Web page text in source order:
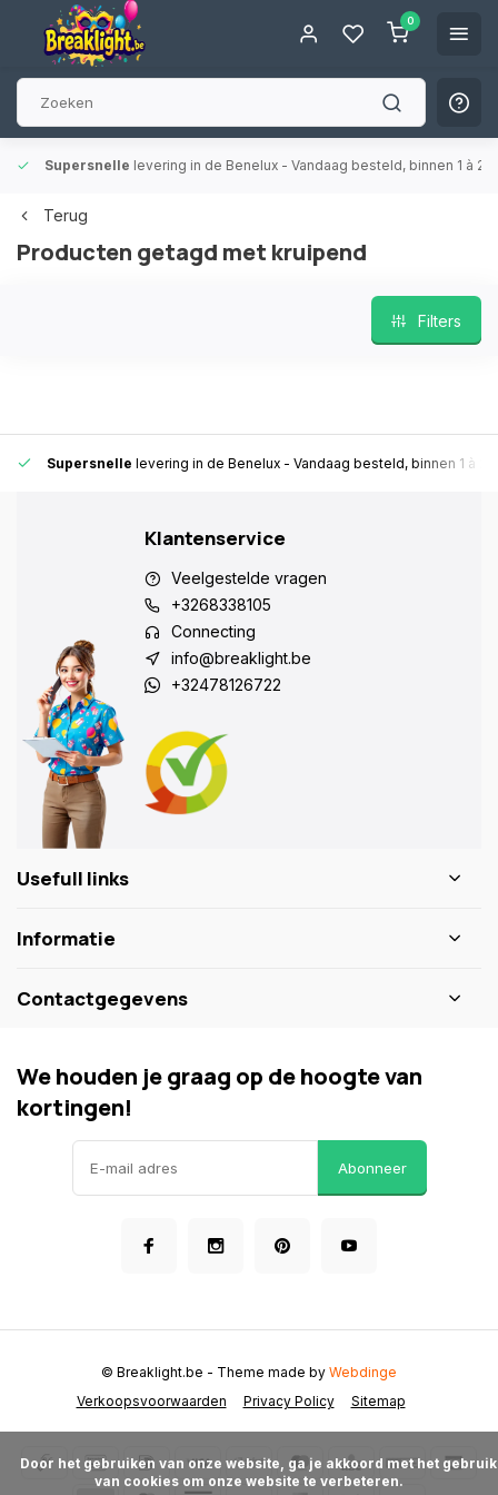
0
Supersnelle levering in de Benelux - Vandaag besteld, binnen 1 à 2
Terug
Producten getagd met kruipend
Filters
Supersnelle levering in de Benelux - Vandaag besteld, binnen 1 à 2
Klantenservice
Veelgestelde vragen
+3268338105
Connecting
info@breaklight.be
+32478126722
Usefull links
Informatie
Contactgegevens
We houden je graag op de hoogte van
kortingen!
Abonneer
Verkoopsvoorwaarden Privacy Policy Sitemap
© Breaklight.be - Theme made by Webdinge
van cookies om onze website te verbeteren.